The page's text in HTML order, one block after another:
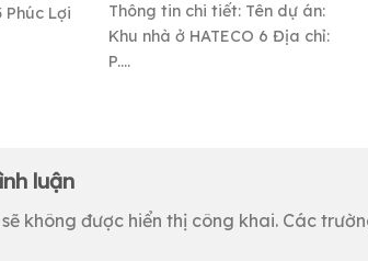
Phúc Lợi
Thông tin chi tiết: Tên dự án:
Khu nhà ở HATECO 6 Địa chỉ:
P....
luận
không được hiển thị công khai. Các